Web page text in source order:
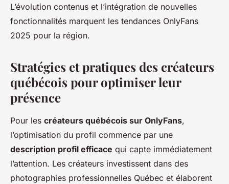
L’évolution contenus et l’intégration de nouvelles
fonctionnalités marquent les tendances OnlyFans
2025 pour la région.
Stratégies et pratiques des créateurs
québécois pour optimiser leur
présence
Pour les créateurs québécois sur OnlyFans,
l’optimisation du profil commence par une
description profil efficace qui capte immédiatement
l’attention. Les créateurs investissent dans des
photographies professionnelles Québec et élaborent